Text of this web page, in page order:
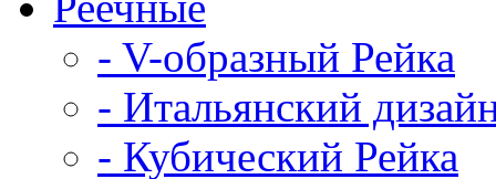
- V-образный Рейка
- Итальянский
- Кубический Рейка